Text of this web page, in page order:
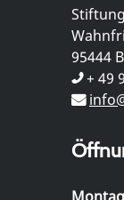
Stiftung
95444
+ 49